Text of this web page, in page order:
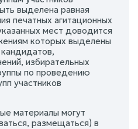
выделена равная
печатных агитационных
мест доводится
которых выделены
избирательных
по проведению
участников
материалы могут
размещаться) в